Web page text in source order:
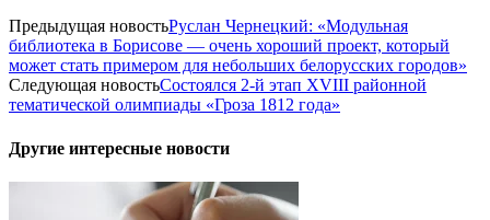
Предыдущая новостьРуслан Чернецкий: «Модульная
библиотека в Борисове — очень хороший проект, который
может стать примером для небольших белорусских городов»
Следующая новостьСостоялся 2-й этап XVIII районной
тематической олимпиады «Гроза 1812 года»
Другие интересные новости